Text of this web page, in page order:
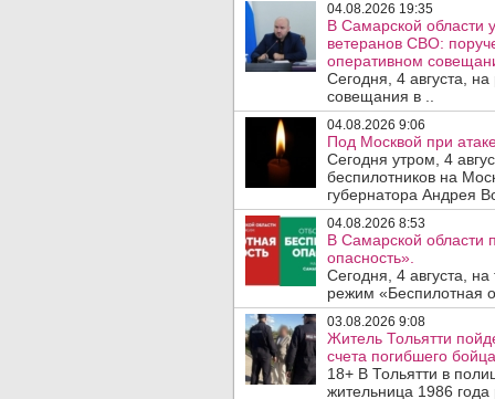
04.08.2026 19:35
В Самарской области
ветеранов СВО:
оперативном
Сегодня, 4 августа,
совещания в ..
04.08.2026 9:06
Под Москвой при
Сегодня утром, 4
беспилотников на
губернатора Андрея
04.08.2026 8:53
В Самарской области
опасность».
Сегодня, 4 августа,
режим «Беспилотная
03.08.2026 9:08
Житель Тольятти
счета погибшего
18+ В Тольятти в
жительница 1986